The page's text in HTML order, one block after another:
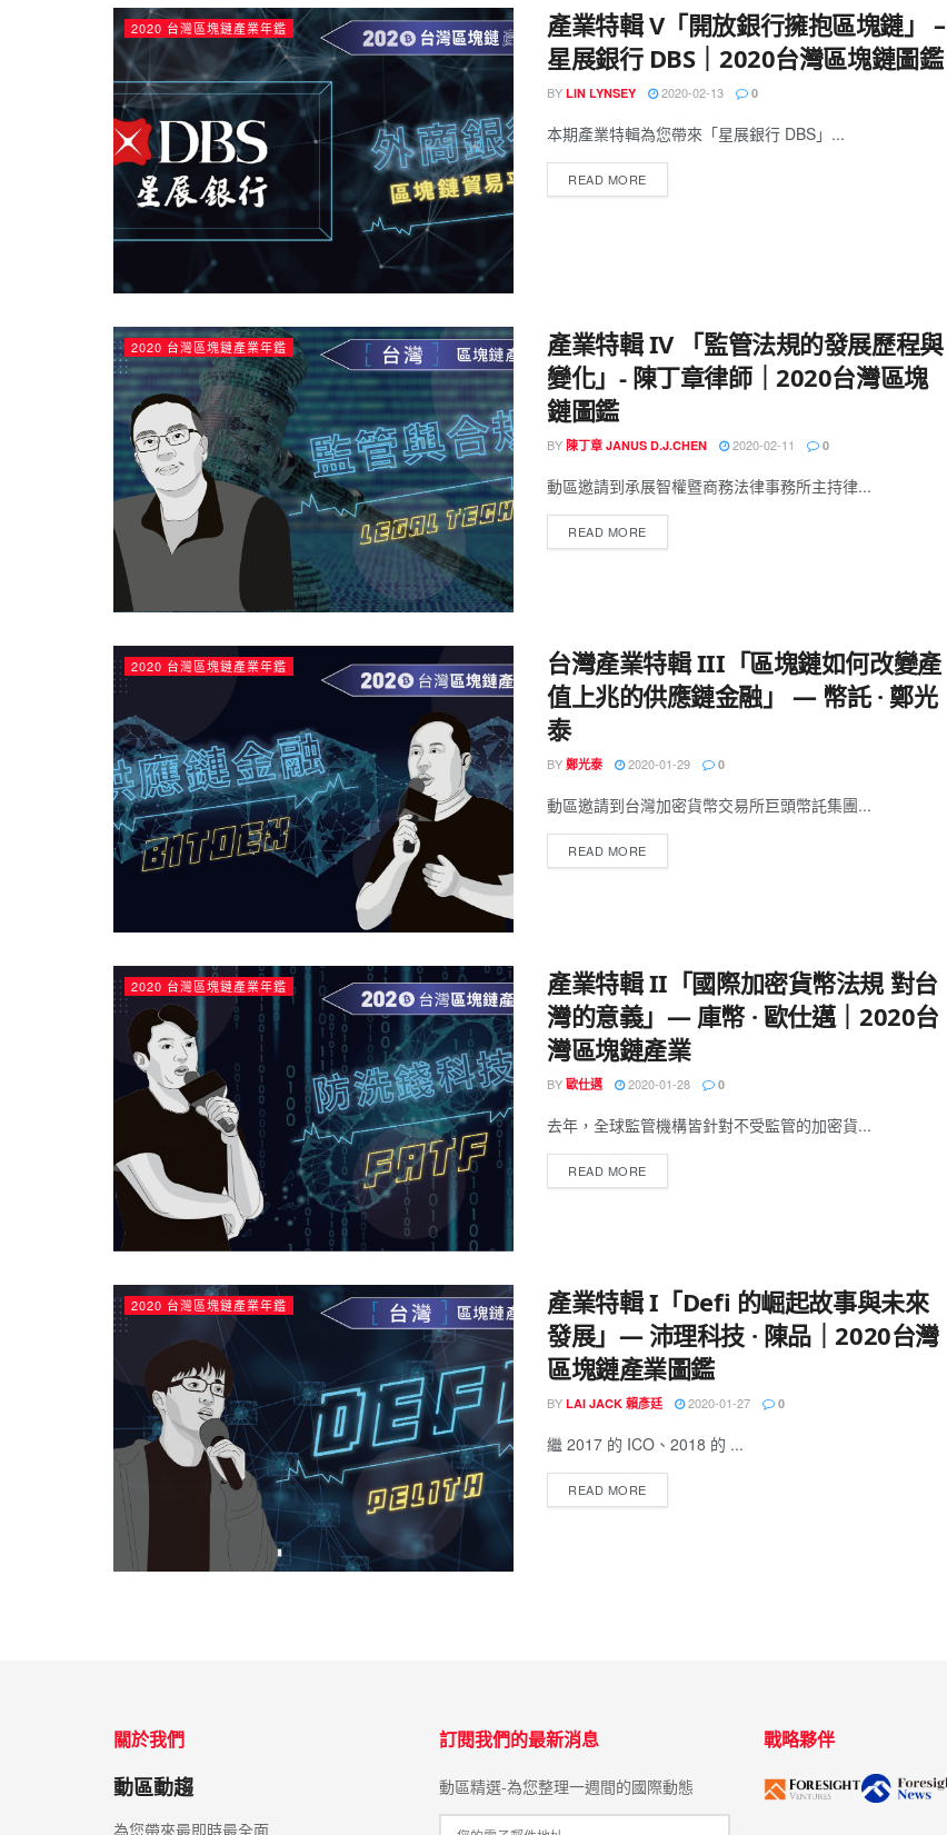
2020 台灣區塊鏈產業年鑑
產業特輯 V「開放銀行擁抱區塊鏈」 –
星展銀行 DBS｜2020台灣區塊鏈圖鑑
BY LIN LYNSEY 2020-02-13 0
本期產業特輯為您帶來「星展銀行 DBS」...
READ MORE
2020 台灣區塊鏈產業年鑑
產業特輯 IV 「監管法規的發展歷程與
變化」- 陳丁章律師｜2020台灣區塊
鏈圖鑑
BY 陳丁章 JANUS D.J.CHEN 2020-02-11 0
動區邀請到承展智權暨商務法律事務所主持律...
READ MORE
2020 台灣區塊鏈產業年鑑
台灣產業特輯 III「區塊鏈如何改變產
值上兆的供應鏈金融」 — 幣託 · 鄭光
泰
BY 鄭光泰 2020-01-29 0
動區邀請到台灣加密貨幣交易所巨頭幣託集團...
READ MORE
2020 台灣區塊鏈產業年鑑
產業特輯 II「國際加密貨幣法規 對台
灣的意義」— 庫幣 · 歐仕邁｜2020台
灣區塊鏈產業
BY 歐仕邁 2020-01-28 0
去年，全球監管機構皆針對不受監管的加密貨...
READ MORE
2020 台灣區塊鏈產業年鑑
產業特輯 I「Defi 的崛起故事與未來
發展」— 沛理科技 · 陳品｜2020台灣
區塊鏈產業圖鑑
BY LAI JACK 賴彥廷 2020-01-27 0
繼 2017 的 ICO、2018 的 ...
READ MORE
關於我們
動區動趨
為您帶來最即時最全面
訂閱我們的最新消息
動區精選-為您整理一週間的國際動態
戰略夥伴